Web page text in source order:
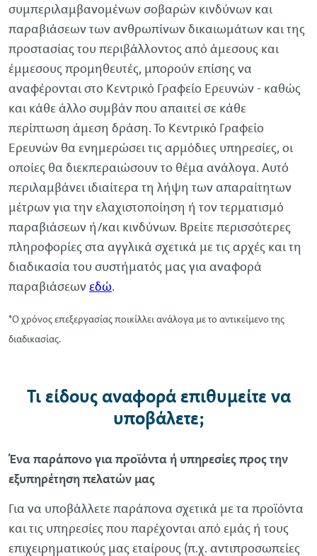
συμπεριλαμβανομένων σοβαρών κινδύνων και
παραβιάσεων των ανθρωπίνων δικαιωμάτων και της
προστασίας του περιβάλλοντος από άμεσους και
έμμεσους προμηθευτές, μπορούν επίσης να
αναφέρονται στο Κεντρικό Γραφείο Ερευνών - καθώς
και κάθε άλλο συμβάν που απαιτεί σε κάθε
περίπτωση άμεση δράση. Το Κεντρικό Γραφείο
Ερευνών θα ενημερώσει τις αρμόδιες υπηρεσίες, οι
οποίες θα διεκπεραιώσουν το θέμα ανάλογα. Αυτό
περιλαμβάνει ιδιαίτερα τη λήψη των απαραίτητων
μέτρων για την ελαχιστοποίηση ή τον τερματισμό
παραβιάσεων ή/και κινδύνων. Βρείτε περισσότερες
πληροφορίες στα αγγλικά σχετικά με τις αρχές και τη
διαδικασία του συστήματός μας για αναφορά
παραβιάσεωνεδώ.
*Ο χρόνος επεξεργασίας ποικίλλει ανάλογα με το αντικείμενο της
διαδικασίας.
Τι είδους αναφορά επιθυμείτε να
υποβάλετε;
Ένα παράπονο για προϊόντα ή υπηρεσίες προς την
εξυπηρέτηση πελατών μας
Για να υποβάλλετε παράπονα σχετικά με τα προϊόντα
και τις υπηρεσίες που παρέχονται από εμάς ή τους
επιχειρηματικούς μας εταίρους (π.χ. αντιπροσωπείες